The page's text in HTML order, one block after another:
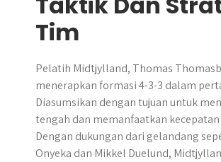
Tim
Pelatih Midtjylland, Thomas
menerapkan formasi 4-3-3 dalam
Diasumsikan dengan tujuan untuk
tengah dan memanfaatkan kecepatan
Dengan dukungan dari gelandang
Onyeka dan Mikkel Duelund,